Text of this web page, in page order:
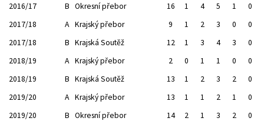
2016/17
B Okresní přebor 16 1 4 5 1
0
2017/18
A Krajský přebor 9 1 2 3 0
0
2017/18
B Krajská Soutěž 12 1 3 4 3
0
2018/19
A Krajský přebor 2 0 1 1 0
0
2018/19
B Krajská Soutěž 13 1 2 3 2
0
2019/20
A Krajský přebor 13 1 1 2 1
0
2019/20
B Okresní přebor 14 2 1 3 2 0